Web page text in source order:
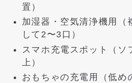
置）
加湿器・空気清浄機用（
して2〜3口）
スマホ充電スポット（ソ
上）
おもちゃの充電用（低め